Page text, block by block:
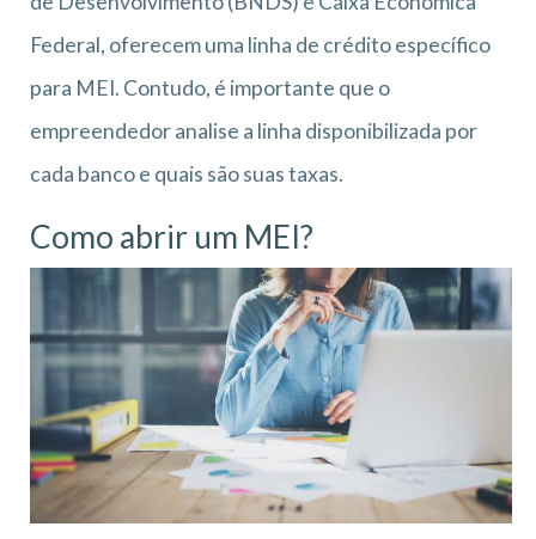
Federal, oferecem uma linha de crédito específico
para MEI. Contudo, é importante que o
empreendedor analise a linha disponibilizada por
cada banco e quais são suas taxas.
Como abrir um MEI?